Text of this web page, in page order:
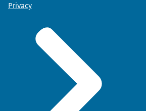
Privacy